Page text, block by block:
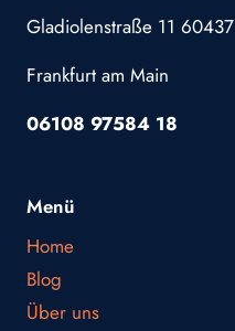
Gladiolenstraße 11 60437
Frankfurt am Main
06108 97584 18
Menü
Home
Blog
Über uns